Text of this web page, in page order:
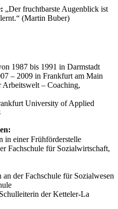
„Der fruchtbarste Augenblick ist
(Martin Buber)
1987 bis 1991 in Darmstadt
– 2009 in Frankfurt am Main
Arbeitswelt – Coaching,
University of Applied
in einer Frühförderstelle
Fachschule für Sozialwirtschaft,
der Fachschule für Sozialwesen
der Ketteler-La